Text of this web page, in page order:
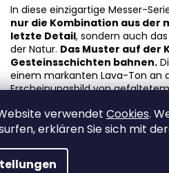
verwendet Cookies.
erklären Sie sich mit
In diese einzigartige Messer-
nur die Kombination aus der
letzte Detail, sondern auch
der Natur. Das Muster auf der
Gesteinsschichten bahnen.
einem markanten Lava-Ton an
Erscheinungsbild von
Die Einzigartigkeit dieser
einzigartigem Design
Feuerfinish über.Großer Wert
gelegt, egal ob Sie sich zu
Beziehung zur Natur.